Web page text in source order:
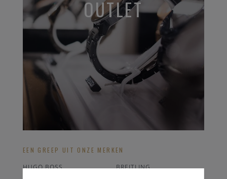
OUTLET
EEN GREEP UIT ONZE MERKEN
HUGO BOSS
BREITLING